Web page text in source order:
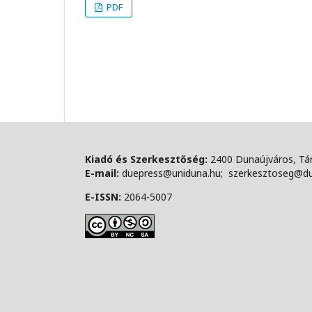
PDF
Kiadó és Szerkesztőség: 2400 Dunaújváros,
E-mail: duepress@uniduna.hu;
E-ISSN: 2064-5007